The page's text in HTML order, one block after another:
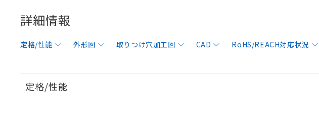
詳細情報
定格/性能 外形図 取りつけ穴加工図 CAD RoHS/REACH対応状況
定格/性能